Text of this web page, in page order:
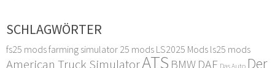
SCHLAGWÖRTER
fs25 modsfarming simulator 25 mods LS2025 Mods ls25 mods
American Truck SimulatorATS BMW DAF Das Auto Der